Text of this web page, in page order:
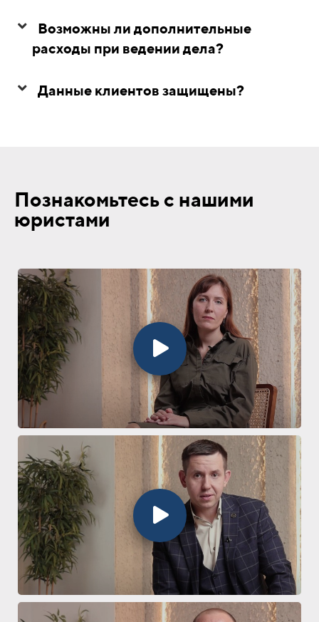
Возможны ли дополнительные
расходы при ведении дела?
Данные клиентов защищены?
Познакомьтесь с нашими
юристами